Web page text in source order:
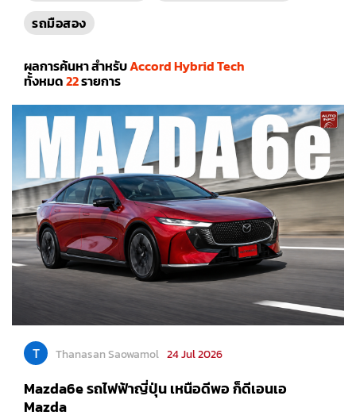
รถมือสอง
ผลการค้นหา สำหรับAccord Hybrid Tech
ทั้งหมด22รายการ
T Thanasan Saowamol 24 Jul 2026
Mazda6e รถไฟฟ้าญี่ปุ่น เหนือดีพอ ก็ดีเอนเอ
Mazda